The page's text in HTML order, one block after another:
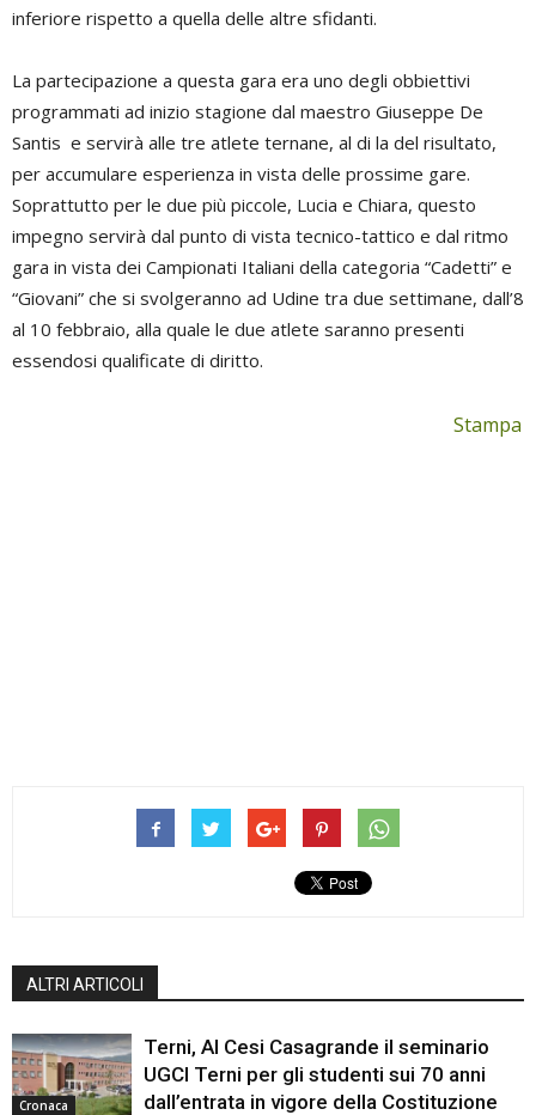
inferiore rispetto a quella delle altre sfidanti.
La partecipazione a questa gara era uno degli obbiettivi
programmati ad inizio stagione dal maestro Giuseppe De
Santis e servirà alle tre atlete ternane, al di la del risultato,
per accumulare esperienza in vista delle prossime gare.
Soprattutto per le due più piccole, Lucia e Chiara, questo
impegno servirà dal punto di vista tecnico-tattico e dal ritmo
gara in vista dei Campionati Italiani della categoria “Cadetti” e
“Giovani” che si svolgeranno ad Udine tra due settimane, dall’8
al 10 febbraio, alla quale le due atlete saranno presenti
essendosi qualificate di diritto.
Stampa
ALTRI ARTICOLI
Cronaca
Terni, Al Cesi Casagrande il seminario
UGCI Terni per gli studenti sui 70 anni
dall’entrata in vigore della Costituzione